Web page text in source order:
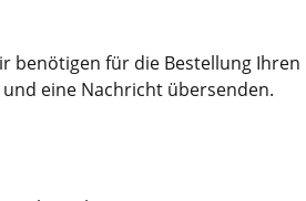
benötigen für die Bestellung Ihren
eine Nachricht übersenden.